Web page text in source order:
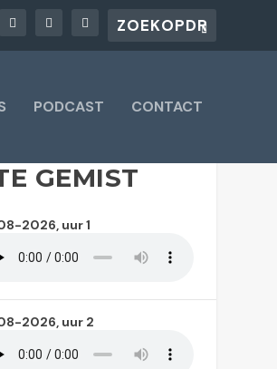
PODCAST CONTACT
GEMIST
2026, uur 1
2026, uur 2